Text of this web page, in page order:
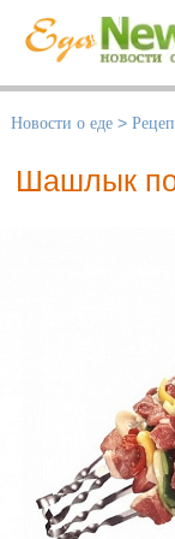
Новости о еде >
Шашлык